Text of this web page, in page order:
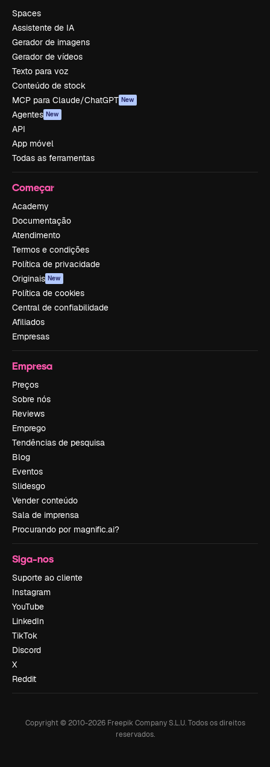
Spaces
Assistente de IA
Gerador de imagens
Gerador de vídeos
Texto para voz
Conteúdo de stock
MCP para Claude/ChatGPT New
Agentes New
API
App móvel
Todas as ferramentas
Começar
Academy
Documentação
Atendimento
Termos e condições
Política de privacidade
Originais New
Política de cookies
Central de confiabilidade
Afiliados
Empresas
Empresa
Preços
Sobre nós
Reviews
Emprego
Tendências de pesquisa
Blog
Eventos
Slidesgo
Vender conteúdo
Sala de imprensa
Procurando por magnific.ai?
Siga-nos
Suporte ao cliente
Instagram
YouTube
LinkedIn
TikTok
Discord
X
Reddit
Copyright © 2010-2026Freepik Company S.L.U. Todos os direitos
reservados.